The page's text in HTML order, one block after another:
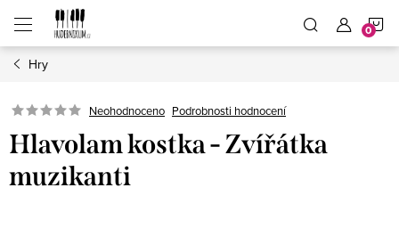
obsah
Hry
Neohodnoceno Podrobnosti hodnocení
Hlavolam kostka - Zvířátka
muzikanti